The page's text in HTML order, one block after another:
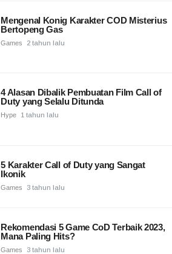
Mengenal Konig Karakter COD Misterius
Bertopeng Gas
Games 2 tahun lalu
4 Alasan Dibalik Pembuatan Film Call of
Duty yang Selalu Ditunda
Hype 1 tahun lalu
5 Karakter Call of Duty yang Sangat
Ikonik
Games 3 tahun lalu
Rekomendasi 5 Game CoD Terbaik 2023,
Mana Paling Hits?
Games 3 tahun lalu